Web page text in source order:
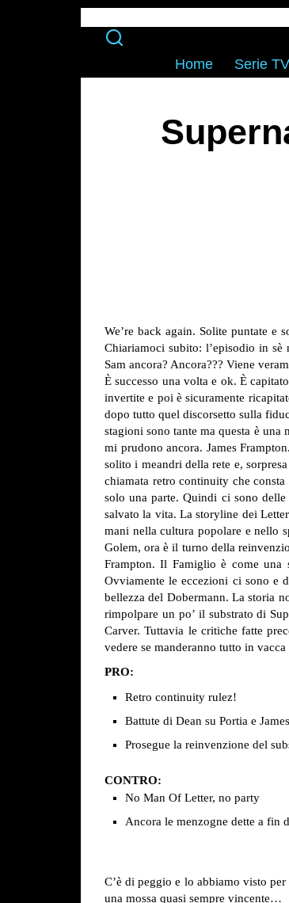
Home Serie TV
We’re back again. Solite puntate e
Chiariamoci subito: l’episodio in sè
Sam ancora? Ancora??? Viene
È successo una volta e ok. È
invertite e poi è sicuramente
dopo tutto quel discorsetto sulla
stagioni sono tante ma questa è
mi prudono ancora. James
solito i meandri della rete e,
chiamata retro continuity che
solo una parte. Quindi ci sono
salvato la vita. La storyline dei
mani nella cultura popolare e nello
Golem, ora è il turno della
Frampton. Il Famiglio è come una
Ovviamente le eccezioni ci sono e
bellezza del Dobermann. La storia
rimpolpare un po’ il substrato di
Carver. Tuttavia le critiche fatte
vedere se manderanno tutto in
PRO:
Retro continuity rulez!
Battute di Dean su Portia e James
Prosegue la reinvenzione del
CONTRO:
No Man Of Letter, no party
Ancora le menzogne dette a fin
C’è di peggio e lo abbiamo visto
una mossa quasi sempre vincente…